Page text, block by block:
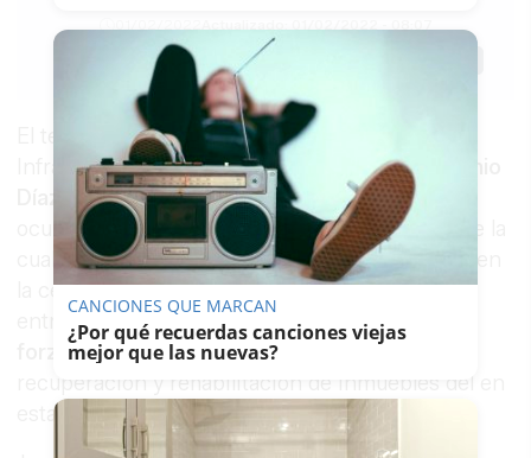
El teniente de alcaldesa de Urbanismo,
Infraestructuras y Medio Ambiente, José Antonio
, ha rubricado la denominada acta de
ocupación con Miguel Barrionuevo, en virtud de la
cual éste será propietario de una finca ubicada en
la céntricacalleJuana de Dios Lacosteque ha
entrado en elprocedimiento de venta
forzosainiciado por el gobierno local para la
recuperación y rehabilitación de inmuebles del en
estado precario.
CANCIONES QUE MARCAN
¿Por qué recuerdas canciones viejas
mejor que las nuevas?